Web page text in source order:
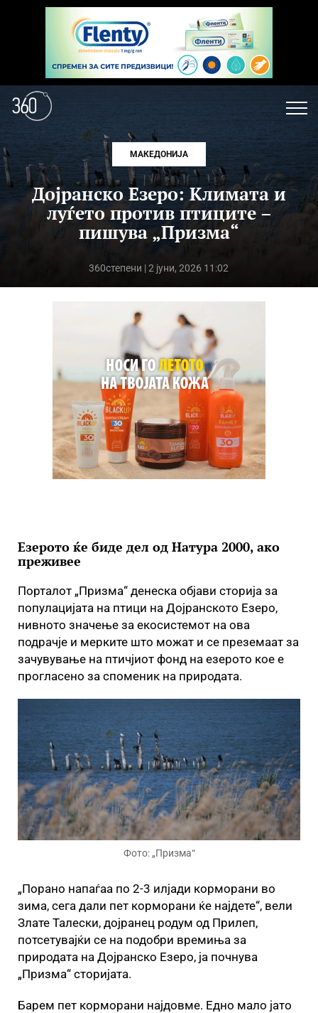
МАКЕДОНИЈА
Дојранско Езеро: Климата и
луѓето против птиците –
пишува „Призма“
360степени | 2 јуни, 2026 11:02
Езерото ќе биде дел од Натура 2000, ако
преживее
Порталот „Призма“ денеска објави сторија за
популацијата на птици на Дојранското Езеро,
нивното значење за екосистемот на ова
подрачје и мерките што можат и се преземаат за
зачувување на птичјиот фонд на езерото кое е
прогласено за споменик на природата.
Фото: „Призма“
„Порано напаѓаа по 2-3 илјади корморани во
зима, сега дали пет корморани ќе најдете“, вели
Злате Талески, дојранец родум од Прилеп,
потсетувајќи се на подобри времиња за
природата на Дојранско Езеро, ја почнува
„Призма“ сторијата.
Барем пет корморани најдовме. Едно мало јато